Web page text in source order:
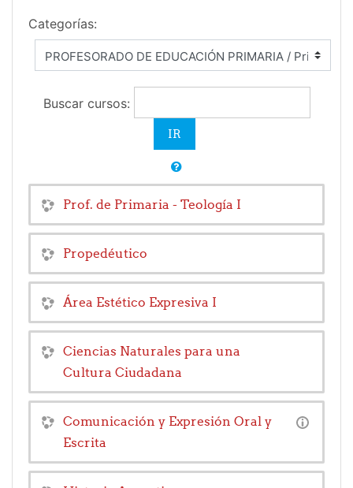
Categorías:
Buscar cursos:
Prof. de Primaria - Teología I
Propedéutico
Área Estético Expresiva I
Ciencias Naturales para una
Cultura Ciudadana
Comunicación y Expresión Oral y
Escrita